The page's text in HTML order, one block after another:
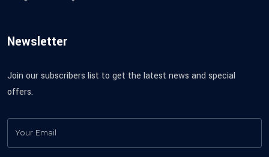
Newsletter
Join our subscribers list to get the latest news and special
offers.